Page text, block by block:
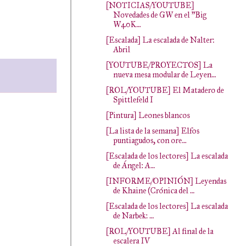
[NOTICIAS/YOUTUBE]
Novedades de GW en el "Big
W40K...
[Escalada] La escalada de Nalter:
Abril
[YOUTUBE/PROYECTOS] La
nueva mesa modular de Leyen...
[ROL/YOUTUBE] El Matadero de
Spittlefeld I
[Pintura] Leones blancos
[La lista de la semana] Elfos
puntiagudos, con ore...
[Escalada de los lectores] La escalada
de Ángel: A...
[INFORME/OPINIÓN] Leyendas
de Khaine (Crónica del ...
[Escalada de los lectores] La escalada
de Narbek: ...
[ROL/YOUTUBE] Al final de la
escalera IV